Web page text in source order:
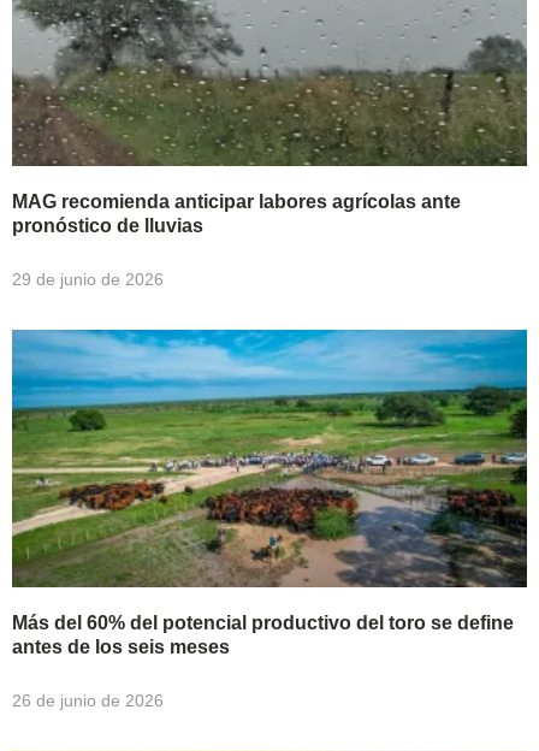
MAG recomienda anticipar labores agrícolas ante
pronóstico de lluvias
29 de junio de 2026
Más del 60% del potencial productivo del toro se define
antes de los seis meses
26 de junio de 2026